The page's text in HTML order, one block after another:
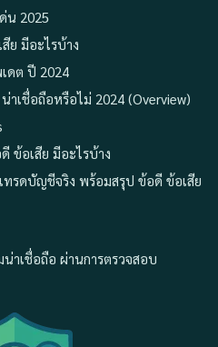
น 2025
ย มีอะไรบ้าง
ดต ปี 2024
าเชื่อถือหรือไม่ 2024 (Overview)
ข้อเสีย มีอะไรบ้าง
ทรดบัญชีจริง พร้อมสรุป ข้อดี ข้อเสีย
น่าเชื่อถือ ผ่านการตรวจสอบ